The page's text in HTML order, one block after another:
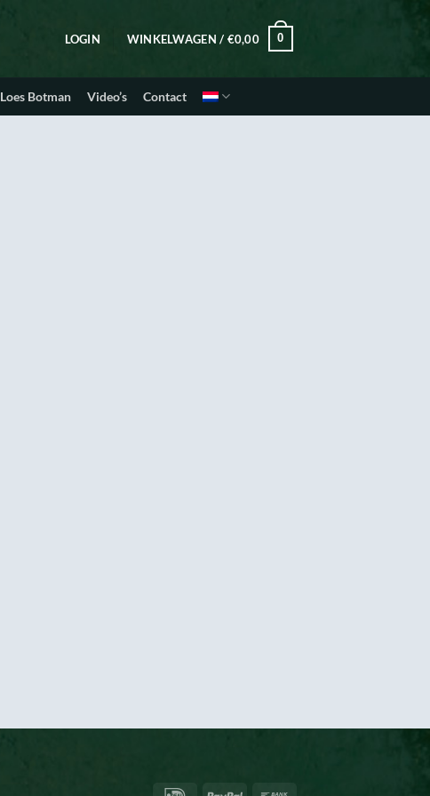
LOGIN WINKELWAGEN / €0,00 0
Loes Botman Video’s Contact